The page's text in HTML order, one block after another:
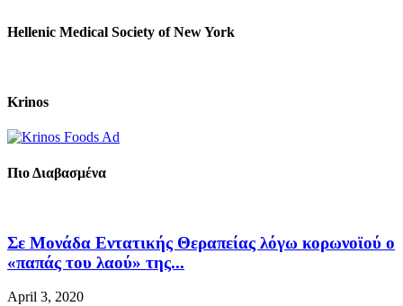
Hellenic Medical Society of New York
Krinos
Πιο Διαβασμένα
Σε Μονάδα Εντατικής Θεραπείας λόγω κορωνοϊού ο
«παπάς του λαού» της...
April 3, 2020